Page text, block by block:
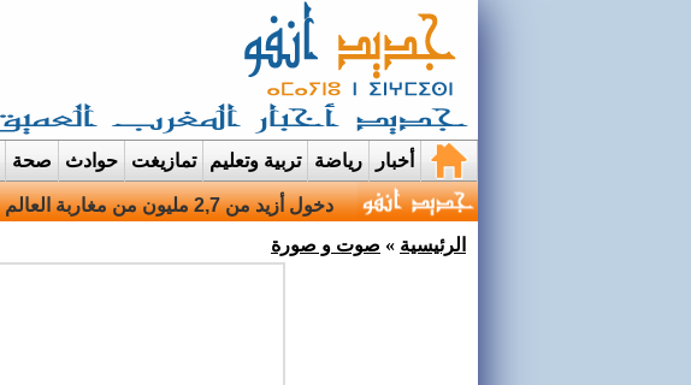
أخبار رياضة تربية وتعليم تمازيغت حوادث صحة
قرية إيمي نواسيف بتارودانت تتحول ال |
الرئيسية » صوت و صورة